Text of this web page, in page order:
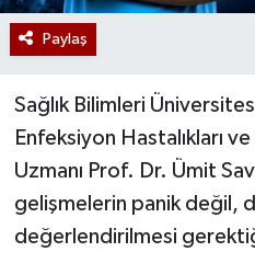
Paylaş
Sağlık Bilimleri
Enfeksiyon Hastalıkları
Uzmanı Prof. Dr. Ümit
gelişmelerin panik değil,
değerlendirilmesi